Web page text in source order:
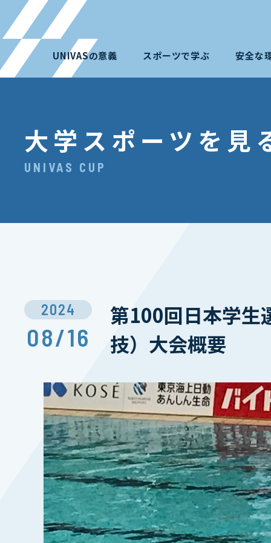
UNIVASの意義 スポーツで学ぶ 安全な
大学スポーツを見
UNIVAS CUP
2024
08/16
第100回日本学生
技）大会概要